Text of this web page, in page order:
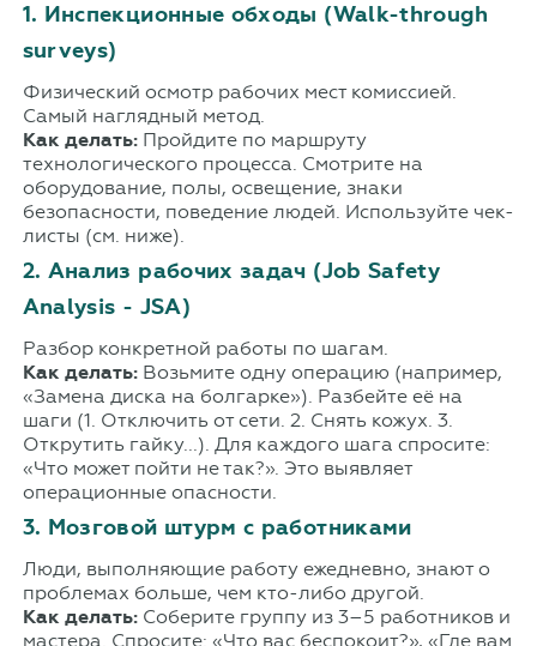
1. Инспекционные обходы (Walk-through
surveys)
Физический осмотр рабочих мест комиссией.
Самый наглядный метод.
Как делать:Пройдите по маршруту
технологического процесса. Смотрите на
оборудование, полы, освещение, знаки
безопасности, поведение людей. Используйте чек-
листы (см. ниже).
2. Анализ рабочих задач (Job Safety
Analysis - JSA)
Разбор конкретной работы по шагам.
Как делать:Возьмите одну операцию (например,
«Замена диска на болгарке»). Разбейте её на
шаги (1. Отключить от сети. 2. Снять кожух. 3.
Открутить гайку...). Для каждого шага спросите:
«Что может пойти не так?». Это выявляет
операционные опасности.
3. Мозговой штурм с работниками
Люди, выполняющие работу ежедневно, знают о
проблемах больше, чем кто-либо другой.
Как делать:Соберите группу из 3–5 работников и
мастера. Спросите: «Что вас беспокоит?», «Где вам